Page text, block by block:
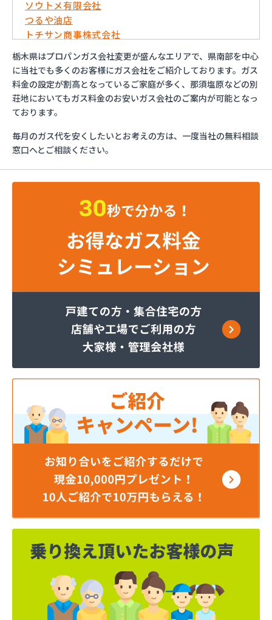
ソウトメ有限会社
つるや油店
トチサン商事株式会社
フジオックス株式会社 宇都宮営業所
マイシティプロパンガス
ミライフ株式会社 大田原店
烏山プロパン株式会社
烏山通運株式会社プロパンガス
益田屋プロパン有限会社
横川食販株式会社 一里販売所
横川食販株式会社一里販売所
河原実業株式会社 藤岡営業所
株式会社JAエルサポート LPガス総合センター
株式会社JAエルサポート じゃすぽーと真岡SS
株式会社JAエルサポート 県東支店
株式会社JAエルサポート 日光営業所
株式会社JAエルサポート
株式会社JAエルサポート 県北支店
株式会社MIKANE
株式会社TOKAI 小山支店
株式会社TOKAI 那須支店
株式会社あいづや
株式会社イイジマ
株式会社エコファースト
株式会社エス・ケーガス
株式会社エネサンスサービス
株式会社エルピオ 宇都宮営業所
株式会社オオイデ
株式会社ガスパル 宇都宮販売所
株式会社ガスパル 那須販売所
株式会社キクチ
株式会社クレックス 宇都宮営業所
株式会社クレックス 那須塩原営業所
株式会社グローバルエナジー
栃木県はプロパンガス会社変更が盛んなエリアで、県南部を中心
に当社でも多くのお客様にガス会社をご紹介しております。ガス
料金の設定が割高となっているご家庭が多く、那須塩原などの別
荘地においてもガス料金のお安いガス会社のご案内が可能となっ
ております。
毎月のガス代を安くしたいとお考えの方は、一度当社の無料相談
窓口へとご相談ください。